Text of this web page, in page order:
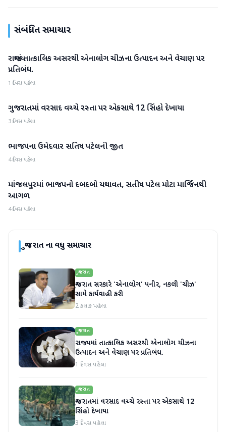
સંબંધિત સમાચાર
ગુજરાત
રાજ્યમાં તાત્કાલિક અસરથી એનાલોગ ચીઝના ઉત્પાદન અને વેચાણ પર
પ્રતિબંધ.
1 દિવસ પહેલા
ગુજરાત
ગુજરાતમાં વરસાદ વચ્ચે રસ્તા પર એકસાથે 12 સિંહો દેખાયા
3 દિવસ પહેલા
ગુજરાત
ભાજપના ઉમેદવાર સતિષ પટેલની જીત
4 દિવસ પહેલા
ગુજરાત
માંજલપુરમાં ભાજપનો દબદબો યથાવત, સતીષ પટેલ મોટા માર્જિનથી
આગળ
4 દિવસ પહેલા
ગુજરાતના વધુ સમાચાર
ગુજરાત
ગુજરાત સરકારે 'એનાલોગ' પનીર, નકલી 'ચીઝ'
સામે કાર્યવાહી કરી
2 કલાક પહેલા
ગુજરાત
રાજ્યમાં તાત્કાલિક અસરથી એનાલોગ ચીઝના
ઉત્પાદન અને વેચાણ પર પ્રતિબંધ.
1 દિવસ પહેલા
ગુજરાત
ગુજરાતમાં વરસાદ વચ્ચે રસ્તા પર એકસાથે 12
સિંહો દેખાયા
3 દિવસ પહેલા